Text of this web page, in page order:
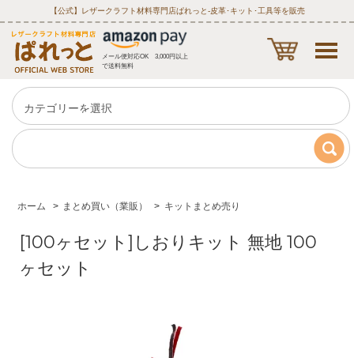
【公式】レザークラフト材料専門店ぱれっと‐皮革･キット･工具等を販売
メール便対応OK 3,000円以上
で送料無料
ホーム > まとめ買い（業販） > キットまとめ売り
[100ヶセット]しおりキット 無地 100
ヶセット